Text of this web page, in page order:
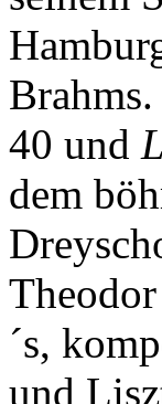
40 und
dem
´s,
und